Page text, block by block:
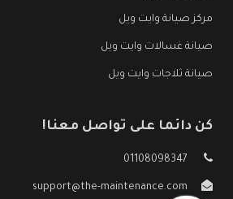
مركز صيانة وايت ويل
صيانة غسالات وايت ويل
صيانة ثلاجات وايت ويل
كن دائما على تواصل معنا!
01108098347
support@the-maintenance.com